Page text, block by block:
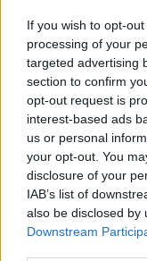
If you wish to opt-
processing of your
targeted advertising
section to confirm
opt-out request is
interest-based ads
us or personal
your opt-out. You
disclosure of your
IAB’s list of
also be disclosed by
Downstream
2026. augusztus
Megvan,
elnöknek a